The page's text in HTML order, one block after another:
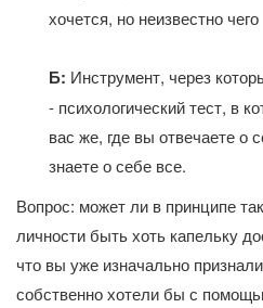
хочется, но неизвестно чего
Б: Инструмент, через
- психологический тест, в
вас же, где вы отвечаете о
знаете о себе все.
Вопрос: может ли в принципе
личности быть хоть капельку
что вы уже изначально
собственно хотели бы с